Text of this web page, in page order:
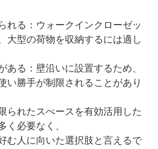
れる：ウォークインクローゼッ
大型の荷物を収納するには適し
る：壁沿いに設置するため、
い勝手が制限されることがあり
られたスぺースを有効活用した
く必要なく、
む人に向いた選択肢と言えるで